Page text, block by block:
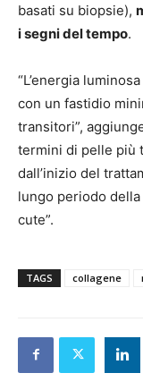
basati su biopsie),
i segni del tempo.
“L’energia
con un fastidio
transitori”,
termini di pelle più
dall’inizio del
lungo periodo
cute”.
TAGS collagene